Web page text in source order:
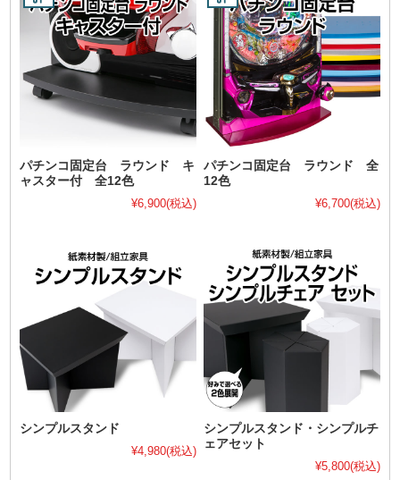
パチンコ固定台 ラウンド キ
ャスター付 全12色
¥6,900(税込)
パチンコ固定台 ラウンド 全
12色
¥6,700(税込)
シンプルスタンド
¥4,980(税込)
シンプルスタンド・シンプルチ
ェアセット
¥5,800(税込)